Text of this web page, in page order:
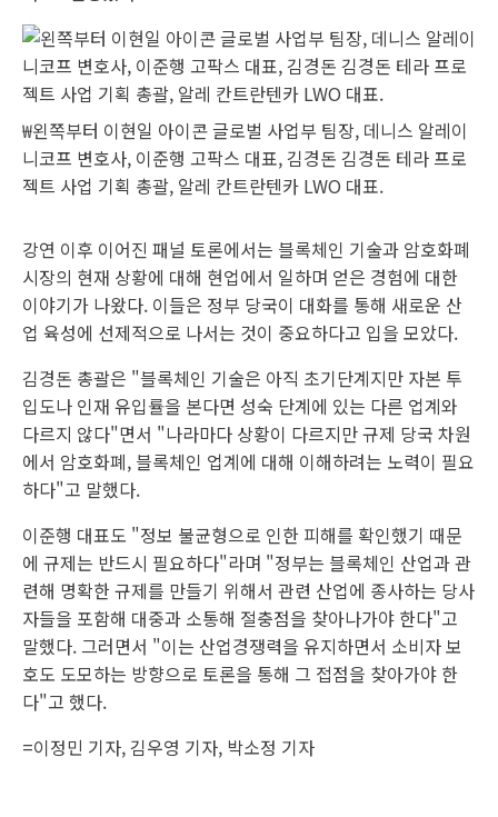
₩왼쪽부터 이현일 아이콘 글로벌 사업부 팀장, 데니스 알레이
니코프 변호사, 이준행 고팍스 대표, 김경돈 김경돈 테라 프로
젝트 사업 기획 총괄, 알레 칸트란텐카 LWO 대표.
강연 이후 이어진 패널 토론에서는 블록체인 기술과 암호화폐
시장의 현재 상황에 대해 현업에서 일하며 얻은 경험에 대한
이야기가 나왔다. 이들은 정부 당국이 대화를 통해 새로운 산
업 육성에 선제적으로 나서는 것이 중요하다고 입을 모았다.
김경돈 총괄은 "블록체인 기술은 아직 초기단계지만 자본 투
입도나 인재 유입률을 본다면 성숙 단계에 있는 다른 업계와
다르지 않다"면서 "나라마다 상황이 다르지만 규제 당국 차원
에서 암호화폐, 블록체인 업계에 대해 이해하려는 노력이 필요
하다"고 말했다.
이준행 대표도 "정보 불균형으로 인한 피해를 확인했기 때문
에 규제는 반드시 필요하다"라며 "정부는 블록체인 산업과 관
련해 명확한 규제를 만들기 위해서 관련 산업에 종사하는 당사
자들을 포함해 대중과 소통해 절충점을 찾아나가야 한다"고
말했다. 그러면서 "이는 산업경쟁력을 유지하면서 소비자 보
호도 도모하는 방향으로 토론을 통해 그 접점을 찾아가야 한
다"고 했다.
=이정민 기자, 김우영 기자, 박소정 기자